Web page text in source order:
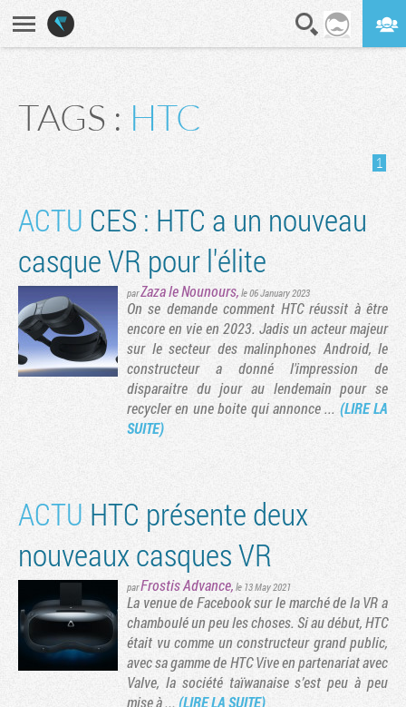
TAGS : HTC
1
ACTU CES : HTC a un nouveau
casque VR pour l'élite
parZaza le Nounours, le 06 January 2023
On se demande comment HTC réussit à être
encore en vie en 2023. Jadis un acteur majeur
sur le secteur des malinphones Android, le
constructeur a donné l'impression de
disparaitre du jour au lendemain pour se
recycler en une boite qui annonce ... (LIRE LA
SUITE)
ACTU HTC présente deux
nouveaux casques VR
parFrostis Advance, le 13 May 2021
La venue de Facebook sur le marché de la VR a
chamboulé un peu les choses. Si au début, HTC
était vu comme un constructeur grand public,
avec sa gamme de HTC Vive en partenariat avec
Valve, la société taïwanaise s’est peu à peu
mise à ...(LIRE LA SUITE)
Tribune